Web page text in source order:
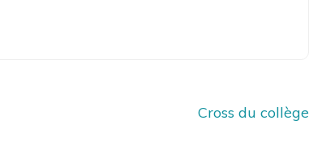
Cross du collège